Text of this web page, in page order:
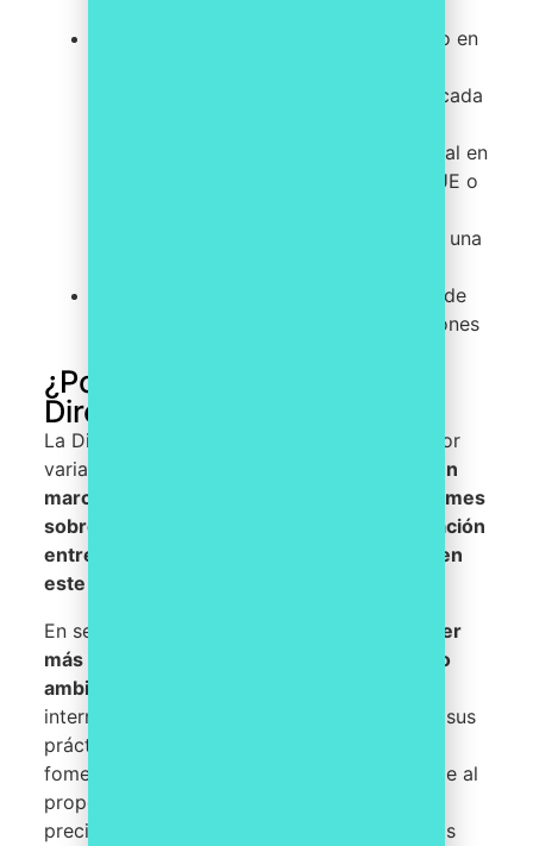
Su volumen de negocios neto generado en
supera los 150 millones de euros para cada
consecutivos, y tienen al menos una filial en
la UE (ya sea una gran empresa de la UE o
mercado regulado de la UE que no sea una
Una sucursal de la UE con un volumen de
negocios neto anual superior a 40 millones
¿Por qué es importante la
Directiva CSRD?
La Directiva Europea CSRD es importante por
varias razones.
En primer lugar, establece un
marco común para la presentación de informes
sobre sostenibilidad que facilita la comparación
entre empresas y mejora la transparencia en
este ámbito.
En segundo lugar,
obliga a las empresas a ser
más conscientes de su impacto en el medio
ambiente,
interno, lo que puede llevar a una mejora en sus
prácticas sostenibles. Por último, la CSRD
fomenta la inversión sostenible y responsable al
proporcionar información más detallada y
precisa sobre el desempeño sostenible de las